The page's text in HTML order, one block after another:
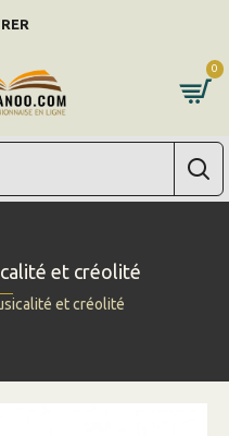
0
et créolité
et créolité